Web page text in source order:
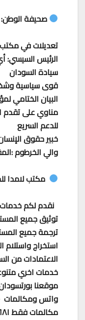
صحيفة الوطن:
تعديلات في
الرئيس السيسي:
سيادة السودان
قوى سياسية
البيان الختامي
مناوي على تقدم
للدعم السريع
خبير حقوق
والي الخرطوم
مكتب لامدا
نقدم لكم خدمات
توثيق جميع
ترجمة جميع
استخراج واستلام
الاعتمادات من
خدمات اخري
موقعنا
واتس ومكالمات ٢٤٩٩٠٧٨٤٠٨١٥+
مكالمات فقط ٢٤٩١٢٥٨٦٣٦٨١+